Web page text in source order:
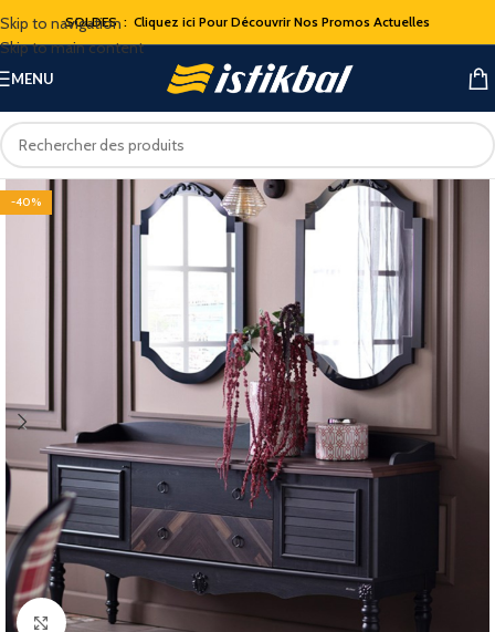
Skip to navigation
Skip to main content
SOLDES : Cliquez ici Pour Découvrir Nos Promos Actuelles
MENU
-40%
Click to enlarge